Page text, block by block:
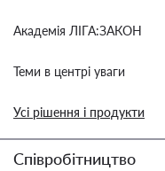
Академія ЛІГА:ЗАКОН
Теми в центрі уваги
Усі рішення і продукти
Співробітництво